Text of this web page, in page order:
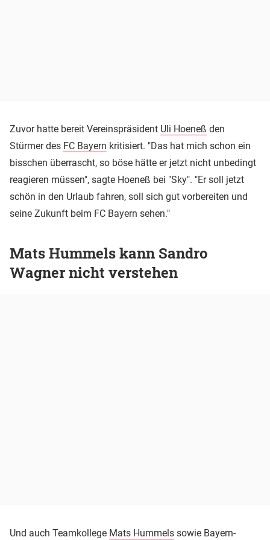
Zuvor hatte bereit Vereinspräsident Uli Hoeneß den
Stürmer des FC Bayern kritisiert. "Das hat mich schon ein
bisschen überrascht, so böse hätte er jetzt nicht unbedingt
reagieren müssen", sagte Hoeneß bei "Sky". "Er soll jetzt
schön in den Urlaub fahren, soll sich gut vorbereiten und
seine Zukunft beim FC Bayern sehen."
Mats Hummels kann Sandro
Wagner nicht verstehen
Und auch Teamkollege Mats Hummels sowie Bayern-